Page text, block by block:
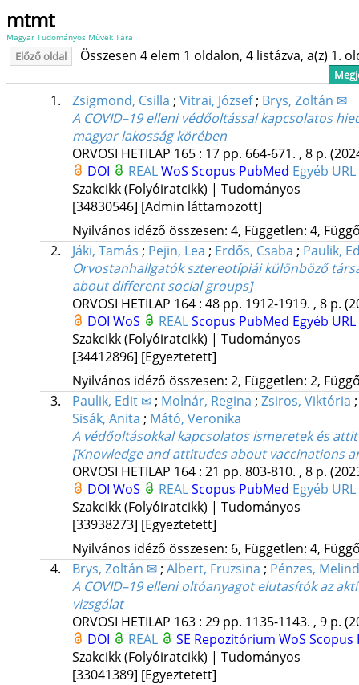
mtmt
Magyar Tudományos Művek Tára
Előző oldal Összesen 4 elem 1 oldalon, 4 listázva, a(z) 1.
1. Zsigmond, Csilla ; Vitrai, József; Brys, Zoltán ✉
A COVID–19 elleni védőoltással kapcsolatos
magyar lakosság körében
ORVOSI HETILAP 165: 17 pp. 664-671. , 8 p.
DOI
REALWoS Scopus PubMed Egyéb URL
Szakcikk (Folyóiratcikk) | Tudományos
[34830546] [Admin láttamozott]
Nyilvános idéző összesen: 4, Független: 4,
2.
Jáki, Tamás ; Pejin, Lea ; Erdős, Csaba ; Paulik,
Orvostanhallgatók sztereotípiái különböző
about different social groups]
ORVOSI HETILAP 164: 48 pp. 1912-1919. , 8 p.
DOI WoS REALScopus PubMed Egyéb URL
Szakcikk (Folyóiratcikk) | Tudományos
[34412896] [Egyeztetett]
Nyilvános idéző összesen: 2, Független: 2,
3.
Paulik, Edit ✉; Molnár, Regina ; Zsiros, Viktória
Sisák, Anita ; Mátó, Veronika
A védőoltásokkal kapcsolatos ismeretek és
[Knowledge and attitudes about vaccinations
ORVOSI HETILAP 164: 21 pp. 803-810. , 8 p.
DOI WoS REALScopus PubMed Egyéb URL
Szakcikk (Folyóiratcikk) | Tudományos
[33938273] [Egyeztetett]
Nyilvános idéző összesen: 6, Független: 4,
4.
Brys, Zoltán ✉; Albert, Fruzsina ; Pénzes,
A COVID–19 elleni oltóanyagot elutasítók az
vizsgálat
ORVOSI HETILAP 163: 29 pp. 1135-1143. , 9 p.
DOI
REAL SE Repozitórium WoS Scopus
Szakcikk (Folyóiratcikk) | Tudományos
[33041389] [Egyeztetett]